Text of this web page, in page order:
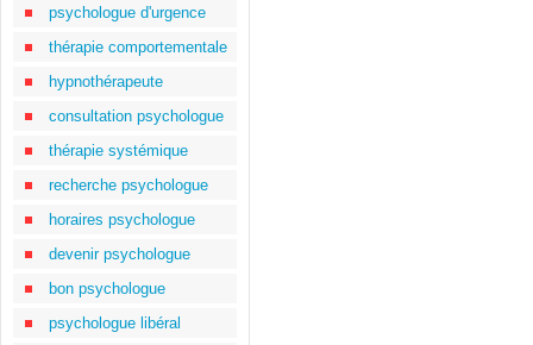
psychologue d'urgence
thérapie comportementale
hypnothérapeute
consultation psychologue
thérapie systémique
recherche psychologue
horaires psychologue
devenir psychologue
bon psychologue
psychologue libéral